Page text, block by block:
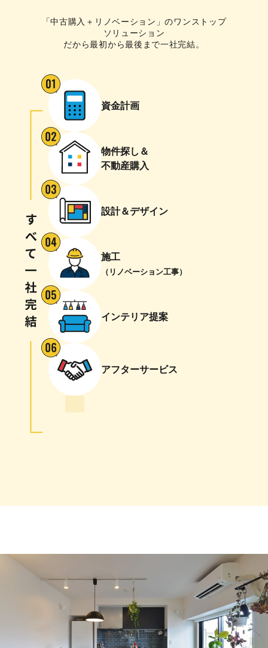
「中古購入＋リノベーション」のワンストップ
ソリューション
だから最初から最後まで一社完結。
資金計画
物件探し＆
不動産購入
設計＆デザイン
施工
（リノベーション工事）
インテリア提案
アフターサービス